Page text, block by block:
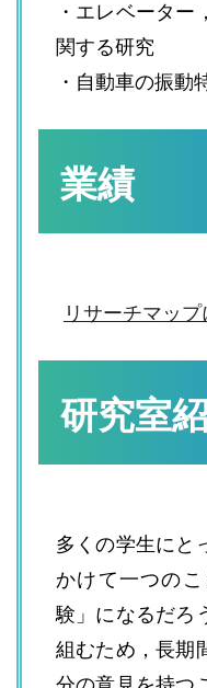
・エレベーター
関する研究
・自動車の振動
業績
リサーチマップ
研究室
多くの学生にと
かけて一つの
験」になるだろ
組むため，長期